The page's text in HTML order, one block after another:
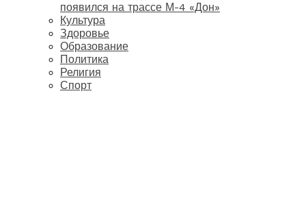
появился на трассе М-4 «Дон»
Культура
Здоровье
Образование
Политика
Религия
Спорт